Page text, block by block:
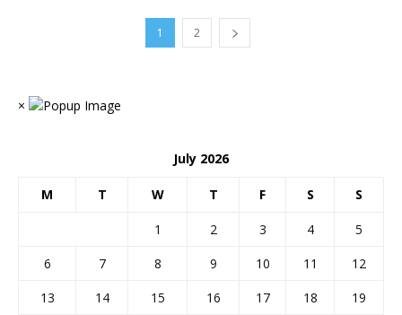
1 2
×
July 2026
M T W T F S S
1 2 3 4
5
6
7 8 9 10 11
12
13
14 15 16 17 18
19